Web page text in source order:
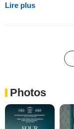
Lire plus
Photos